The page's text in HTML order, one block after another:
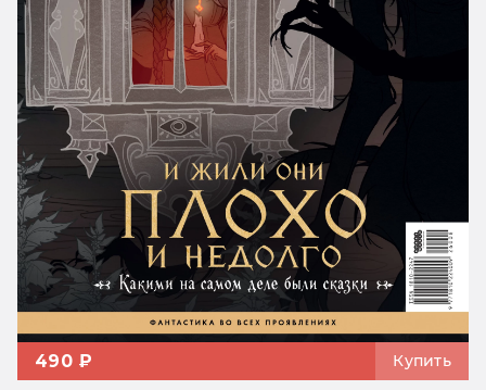
490 ₽ Купить